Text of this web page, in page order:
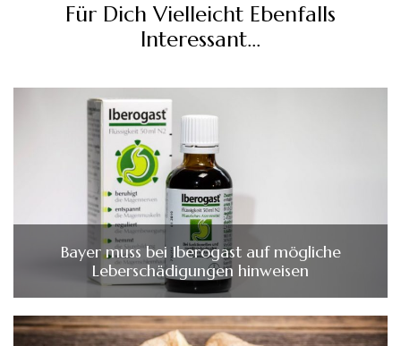
Für Dich Vielleicht Ebenfalls
Interessant...
Bayer muss bei Iberogast auf mögliche
Leberschädigungen hinweisen